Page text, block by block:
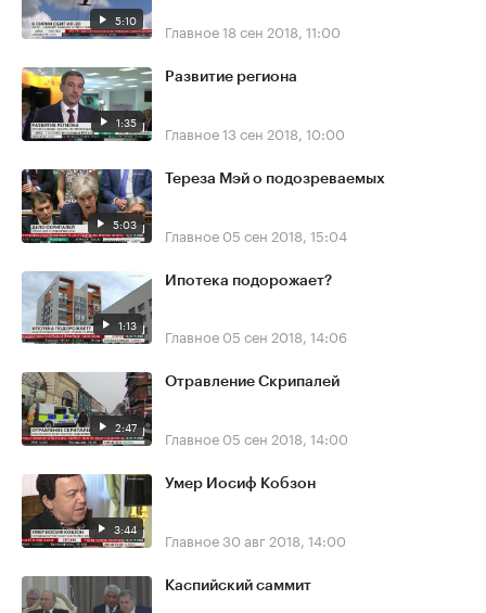
5:10 Главное18 сен 2018, 11:00
1:35
Развитие региона
Главное13 сен 2018, 10:00
5:03
Тереза Мэй о подозреваемых
Главное 05 сен 2018, 15:04
1:13
Ипотека подорожает?
Главное 05 сен 2018, 14:06
2:47
Отравление Скрипалей
Главное 05 сен 2018, 14:00
3:44
Умер Иосиф Кобзон
Главное30 авг 2018, 14:00
Каспийский саммит